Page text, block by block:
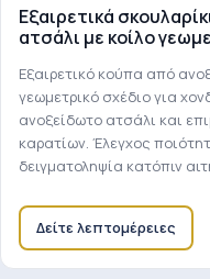
Εξαιρετικά
ατσάλι με κοίλο
Εξαιρετικό κούπα από
γεωμετρικό σχέδιο για
ανοξείδωτο ατσάλι και
καρατίων. Έλεγχος
δειγματοληψία κατόπιν
Δείτε λεπτομέρειες